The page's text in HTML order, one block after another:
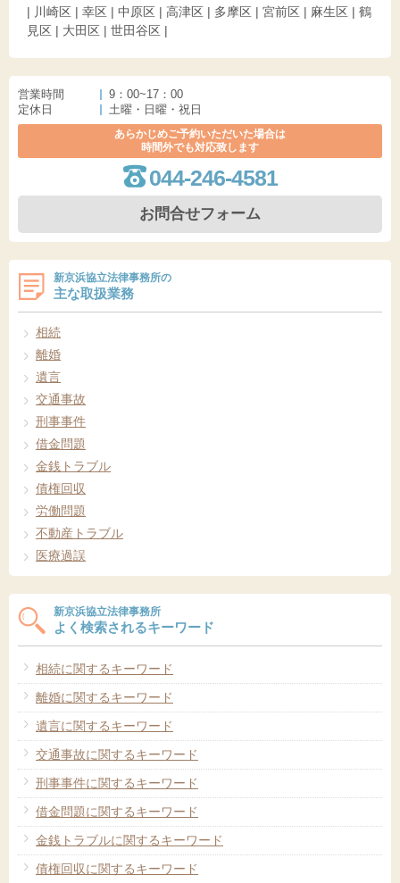
| 川崎区 | 幸区 | 中原区 | 高津区 | 多摩区 | 宮前区 | 麻生区 | 鶴
見区 | 大田区 | 世田谷区 |
営業時間
9：00~17：00
定休日
土曜・日曜・祝日
あらかじめご予約いただいた場合は
時間外でも対応致します
044-246-4581
お問合せフォーム
新京浜協立法律事務所の
主な取扱業務
相続
離婚
遺言
交通事故
刑事事件
借金問題
金銭トラブル
債権回収
労働問題
不動産トラブル
医療過誤
新京浜協立法律事務所
よく検索されるキーワード
相続に関するキーワード
離婚に関するキーワード
遺言に関するキーワード
交通事故に関するキーワード
刑事事件に関するキーワード
借金問題に関するキーワード
金銭トラブルに関するキーワード
債権回収に関するキーワード